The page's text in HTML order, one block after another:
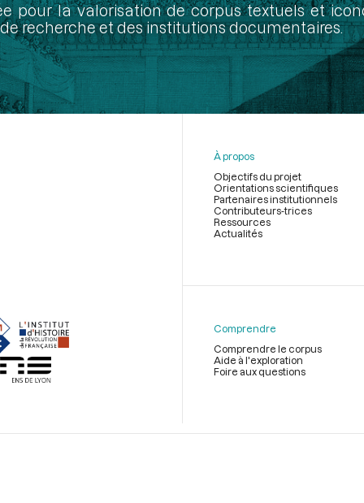
pour la valorisation de corpus textuels et
recherche et des institutions documentaires.
page
À propos
Objectifs du projet
Orientations scientifiques
Partenaires institutionnels
Contributeurs-trices
Ressources
Actualités
Comprendre
Comprendre le corpus
Aide à l'exploration
Foire aux questions